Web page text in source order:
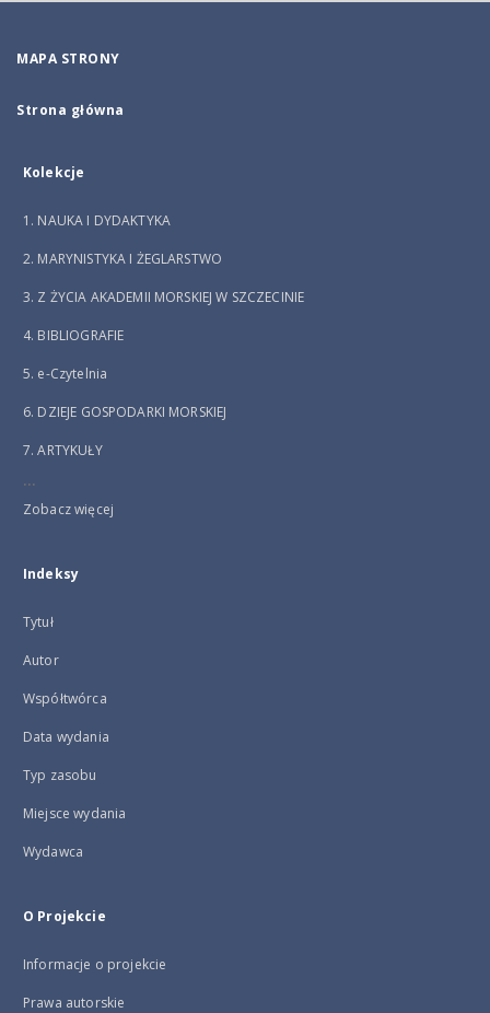
MAPA STRONY
Strona główna
Kolekcje
1. NAUKA I DYDAKTYKA
2. MARYNISTYKA I ŻEGLARSTWO
3. Z ŻYCIA AKADEMII MORSKIEJ W SZCZECINIE
4. BIBLIOGRAFIE
5. e-Czytelnia
6. DZIEJE GOSPODARKI MORSKIEJ
7. ARTYKUŁY
...
Zobacz więcej
Indeksy
Tytuł
Autor
Współtwórca
Data wydania
Typ zasobu
Miejsce wydania
Wydawca
O Projekcie
Informacje o projekcie
Prawa autorskie